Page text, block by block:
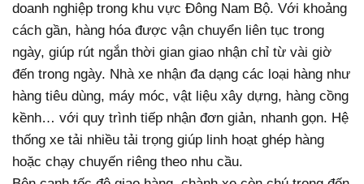
doanh nghiệp trong khu vực Đông Nam Bộ. Với khoảng
cách gần, hàng hóa được vận chuyển liên tục trong
ngày, giúp rút ngắn thời gian giao nhận chỉ từ vài giờ
đến trong ngày. Nhà xe nhận đa dạng các loại hàng như
hàng tiêu dùng, máy móc, vật liệu xây dựng, hàng cồng
kềnh… với quy trình tiếp nhận đơn giản, nhanh gọn. Hệ
thống xe tải nhiều tải trọng giúp linh hoạt ghép hàng
hoặc chạy chuyến riêng theo nhu cầu.